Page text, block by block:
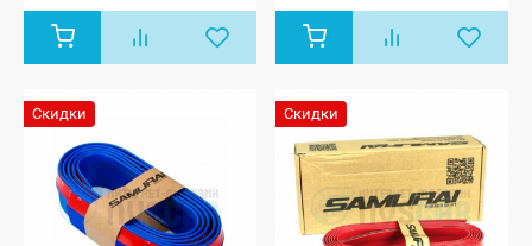
Скидки Скидки